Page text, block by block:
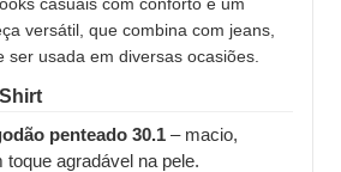
versátil, que combina com jeans,
ser usada em diversas ocasiões.
penteado 30.1 – macio,
toque agradável na pele.